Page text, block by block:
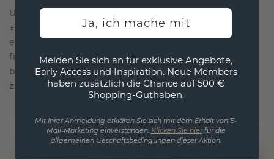
Unsere Designphilosophie ist auf Verbindung
ausgelegt, wobei jedes Stück so gestaltet ist, dass
es die Zeit überdauert. Es wird zu Ihrem Symbol
für Liebe und wertvolle Momente, das dazu
bestimmt ist, für immer getragen und geschätzt
zu werden.
Ja, ich mache mit
Melden Sie sich an für exklusive Angebote,
Early Access und Inspiration. Neue Members
haben zusätzlich die Chance auf 500 €
Shopping-Guthaben.
Mit Ihrer Anmeldung erklären Sie sich mit dem Erhalt von E-
Mail-Marketing einverstanden. Klicken Sie hierfür die
allgemeinen Geschäftsbedingungen dieser Aktion.